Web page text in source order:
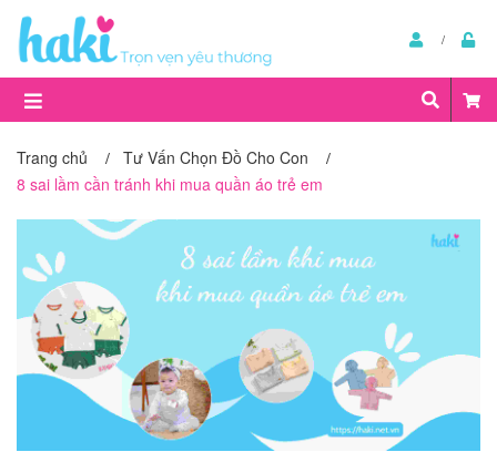
Trang chủ / Tư Vấn Chọn Đồ Cho Con /
8 sai lầm cần tránh khi mua quần áo trẻ em